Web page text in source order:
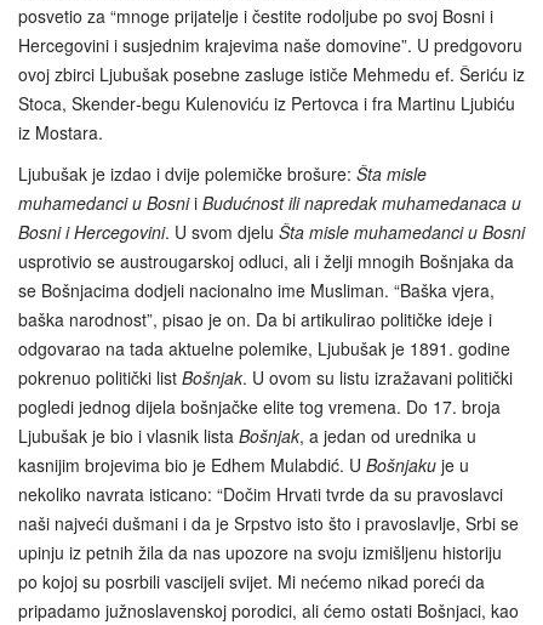
posvetio za “mnoge prijatelje i čestite rodoljube po svoj Bosni i
Hercegovini i susjednim krajevima naše domovine”. U predgovoru
ovoj zbirci Ljubušak posebne zasluge ističe Mehmedu ef. Šeriću iz
Stoca, Skender‑begu Kulenoviću iz Pertovca i fra Martinu Ljubiću
iz Mostara.
Ljubušak je izdao i dvije polemičke brošure: Šta misle
muhamedanci u Bosnii Budućnost ili napredak muhamedanaca u
Bosni i Hercegovini. U svom djelu Šta misle muhamedanci u Bosni
usprotivio se austrougarskoj odluci, ali i želji mnogih Bošnjaka da
se Bošnjacima dodjeli nacionalno ime Musliman. “Baška vjera,
baška narodnost”, pisao je on. Da bi artikulirao političke ideje i
odgovarao na tada aktuelne polemike, Ljubušak je 1891. godine
pokrenuo politički list Bošnjak. U ovom su listu izražavani politički
pogledi jednog dijela bošnjačke elite tog vremena. Do 17. broja
Ljubušak je bio i vlasnik lista Bošnjak, a jedan od urednika u
kasnijim brojevima bio je Edhem Mulabdić. U Bošnjaku je u
nekoliko navrata isticano: “Dočim Hrvati tvrde da su pravoslavci
naši najveći dušmani i da je Srpstvo isto što i pravoslavlje, Srbi se
upinju iz petnih žila da nas upozore na svoju izmišljenu historiju
po kojoj su posrbili vascijeli svijet. Mi nećemo nikad poreći da
pripadamo južnoslavenskoj porodici, ali ćemo ostati Bošnjaci, kao